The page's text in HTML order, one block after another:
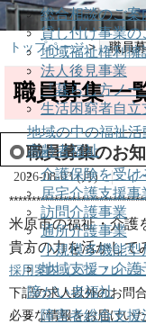
総合相談のご案
貸し付け事業の
地域福祉権利擁
法人後見事業
『暮らし方ノー
生活困窮者自立
地域の中の福祉活
高齢者福祉
介護保険を受け
居宅介護支援事
訪問介護事業
通所介護事業
小規模多機能型
地域支援・介護
障がい者福祉
障害者総合支援
トップページ> 職員
職員募集 一
職員募集のお
2026-08-03 (月) イ
米原市の福祉・介護
貴方の力を活かして
採用案内（パンフレッ
下記の求人以外のお問合
必要な情報をお届けい